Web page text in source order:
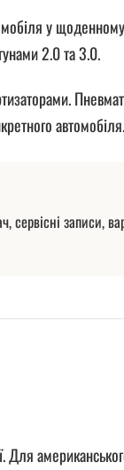
у
2.0 та 3.0.
автомобіля.
записи,